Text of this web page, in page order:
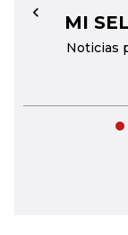
MI
Noticias
←